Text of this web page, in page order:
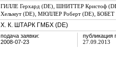
ГИЛЛЕ Герхард (DE), ШНИТТЕР Кристоф
Хельмут (DE), МЮЛЛЕР Роберт (DE), БОБЕТ
Х. К. ШТАРК ГМБХ (DE)
подача заявки:
2008-07-23
публикация
27.09.2013